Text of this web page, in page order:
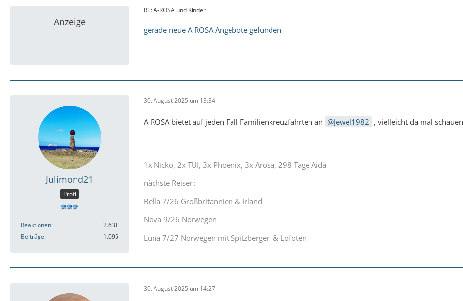
Anzeige
RE: A-ROSA und Kinder
gerade neue A-ROSA Angebote gefunden
Julimond21
Profi
Reaktionen
2.631
Beiträge
1.095
30. August 2025 um 13:34
A-ROSA bietet auf jeden Fall Familienkreuzfahrten an Jewel1982 , vielleicht da mal schauen
1x Nicko, 2x TUI, 3x Phoenix, 3x Arosa, 298 Tage Aida
nächste Reisen:
Bella 7/26 Großbritannien & Irland
Nova 9/26 Norwegen
Luna 7/27 Norwegen mit Spitzbergen & Lofoten
30. August 2025 um 14:27